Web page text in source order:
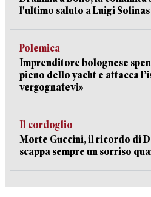
l'ultimo saluto a Luigi
Polemica
Imprenditore bolognese
pieno dello yacht e attacca
vergognatevi»
Il cordoglio
Morte Guccini, il ricordo di
scappa sempre un sorriso